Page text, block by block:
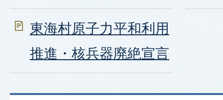
東海村原子力平和利用
推進・核兵器廃絶宣言